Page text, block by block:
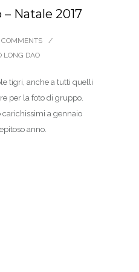
Natale 2017
/
LONG DAO
tigri, anche a tutti quelli
per la foto di gruppo.
a gennaio
anno.